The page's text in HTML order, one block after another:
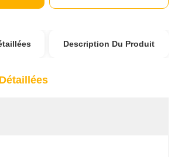
Description Du Produit